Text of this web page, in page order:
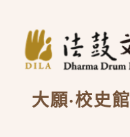
大願·校史館